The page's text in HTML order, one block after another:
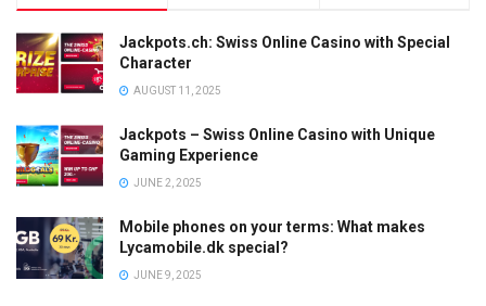
Jackpots.ch: Swiss Online Casino with Special
Character
AUGUST 11, 2025
Jackpots – Swiss Online Casino with Unique
Gaming Experience
JUNE 2, 2025
Mobile phones on your terms: What makes
Lycamobile.dk special?
JUNE 9, 2025